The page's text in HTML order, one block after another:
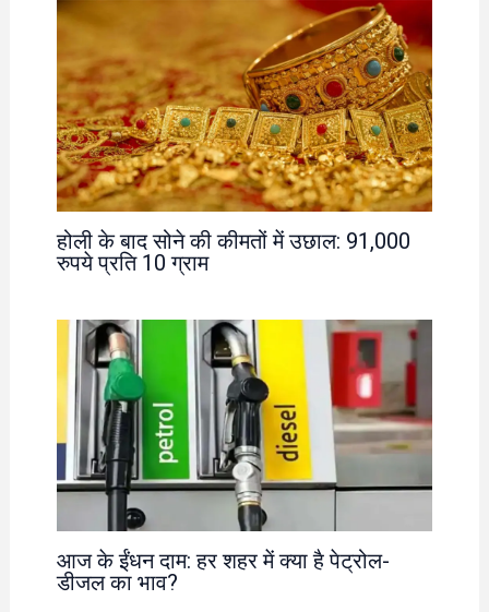
होली के बाद सोने की कीमतों में उछाल: 91,000
रुपये प्रति 10 ग्राम
आज के ईंधन दाम: हर शहर में क्या है पेट्रोल-
डीजल का भाव?